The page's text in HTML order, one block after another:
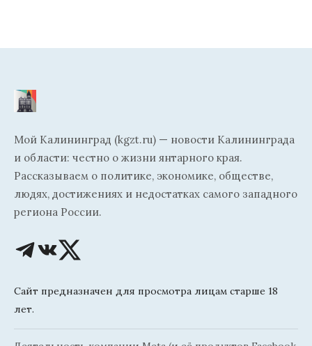
Мой Калининград (kgzt.ru) — новости Калининграда
и области: честно о жизни янтарного края.
Рассказываем о политике, экономике, обществе,
людях, достижениях и недостатках самого западного
региона России.
Сайт предназначен для просмотра лицам старше 18
лет.